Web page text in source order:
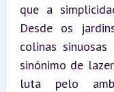
que a
Desde os
colinas
sinónimo de
luta pelo